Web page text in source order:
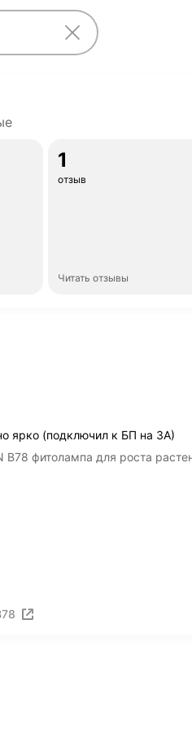
1
отзыв
Читать отзывы
ярко (подключил к БП на 3А)
B78 фитолампа для роста